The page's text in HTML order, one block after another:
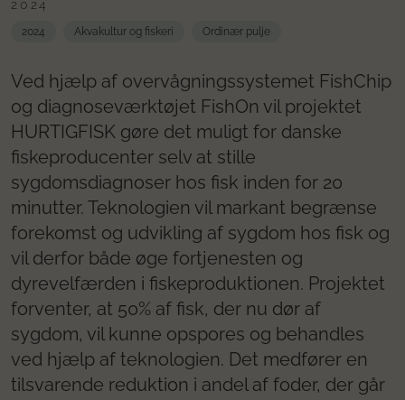
2024
2024 Akvakultur og fiskeri Ordinær pulje
Ved hjælp af overvågningssystemet FishChip
og diagnoseværktøjet FishOn vil projektet
HURTIGFISK gøre det muligt for danske
fiskeproducenter selv at stille
sygdomsdiagnoser hos fisk inden for 20
minutter. Teknologien vil markant begrænse
forekomst og udvikling af sygdom hos fisk og
vil derfor både øge fortjenesten og
dyrevelfærden i fiskeproduktionen. Projektet
forventer, at 50% af fisk, der nu dør af
sygdom, vil kunne opspores og behandles
ved hjælp af teknologien. Det medfører en
tilsvarende reduktion i andel af foder, der går